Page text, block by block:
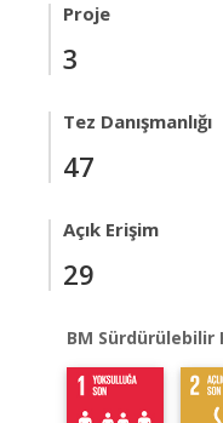
Proje
3
Tez Danışmanlığı
47
Açık Erişim
29
BM Sürdürülebilir